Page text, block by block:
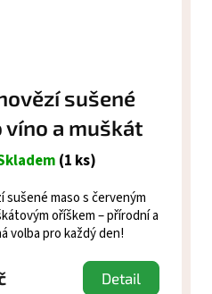
sušené
víno a muškát
(1 ks)
Detail
sušené maso s červeným
oříškem – přírodní a
volba pro každý den!